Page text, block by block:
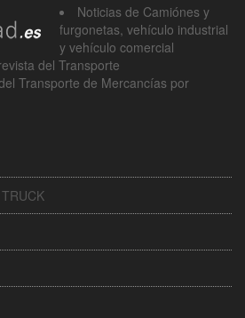
Noticias de Camiónes y
furgonetas, vehículo industrial
y vehículo comercial
del Transporte
Transporte de Mercancías por